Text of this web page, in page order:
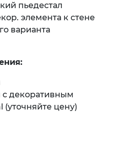
пьедестал
элемента к стене
варианта
декоративным
(уточняйте цену)